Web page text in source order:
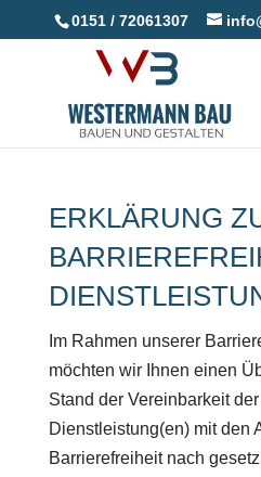
0151 / 72061307
ERKLÄRUNG
Im Rahmen unserer
möchten wir Ihnen einen
Stand der Vereinbarkeit
Dienstleistung(en) mit den
Barrierefreiheit nach